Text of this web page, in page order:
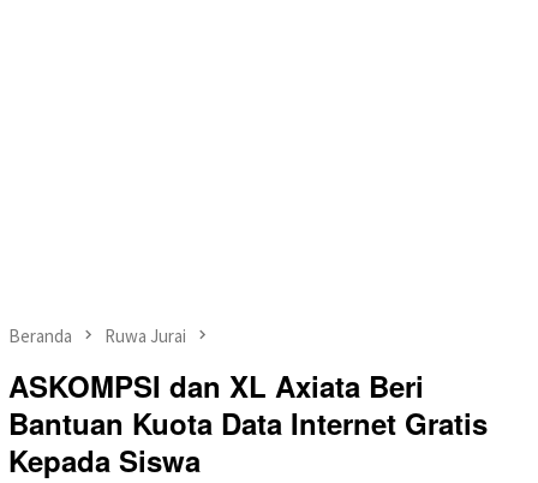
Beranda Ruwa Jurai
ASKOMPSI dan XL Axiata Beri
Bantuan Kuota Data Internet Gratis
Kepada Siswa